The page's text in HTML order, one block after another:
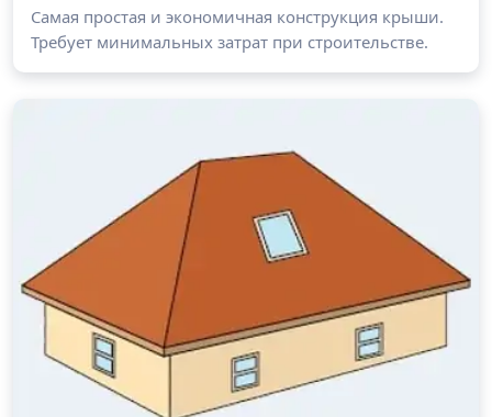
Самая простая и экономичная конструкция крыши.
Требует минимальных затрат при строительстве.